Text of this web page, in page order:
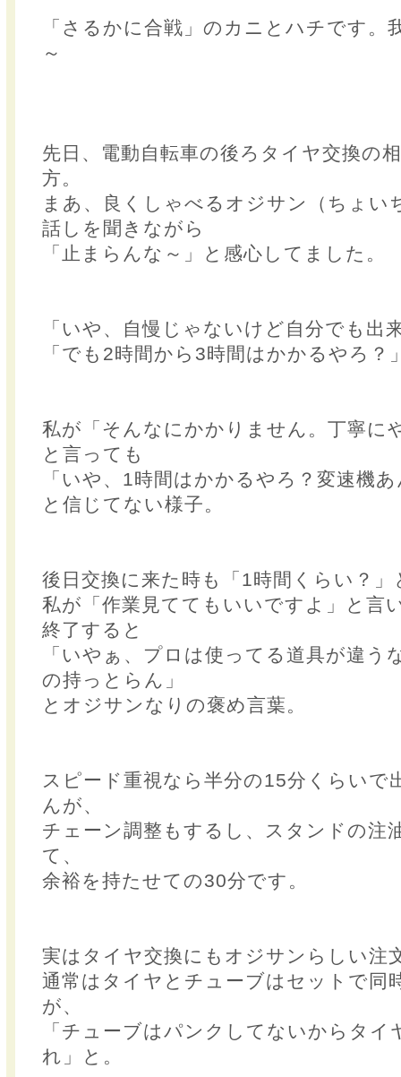
「さるかに合戦」のカニとハチです。
～
先日、電動自転車の後ろタイヤ交換の
方。
まあ、良くしゃべるオジサン（ちょい
話しを聞きながら
「止まらんな～」と感心してました。
「いや、自慢じゃないけど自分でも出
「でも2時間から3時間はかかるやろ？
私が「そんなにかかりません。丁寧に
と言っても
「いや、1時間はかかるやろ？変速機
と信じてない様子。
後日交換に来た時も「1時間くらい？
私が「作業見ててもいいですよ」と言
終了すると
「いやぁ、プロは使ってる道具が違う
の持っとらん」
とオジサンなりの褒め言葉。
スピード重視なら半分の15分くらいで
んが、
チェーン調整もするし、スタンドの注
て、
余裕を持たせての30分です。
実はタイヤ交換にもオジサンらしい注
通常はタイヤとチューブはセットで同
が、
「チューブはパンクしてないからタイ
れ」と。